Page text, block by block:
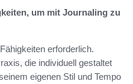
um mit Journaling zu
erforderlich.
die individuell gestaltet
eigenen Stil und Tempo